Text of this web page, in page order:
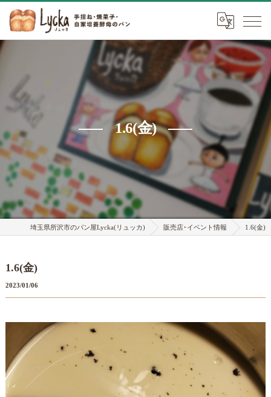
1.6(金)
埼玉県所沢市のパン屋Lycka(リュッカ) 販売店･イベント情報 1.6(金)
1.6(金)
2023/01/06